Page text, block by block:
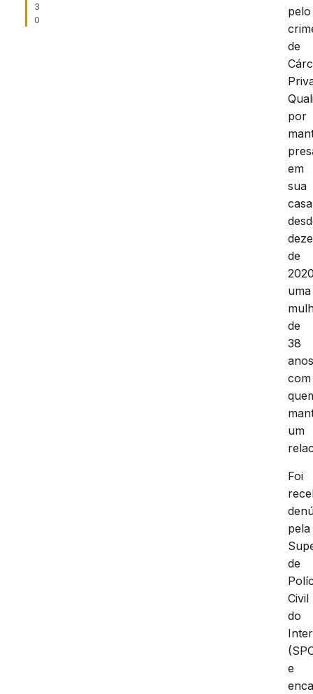
3
0
pelo
de
por
em
sua
de
uma
de
38
com
um
Foi
pela
de
Civil
do
e